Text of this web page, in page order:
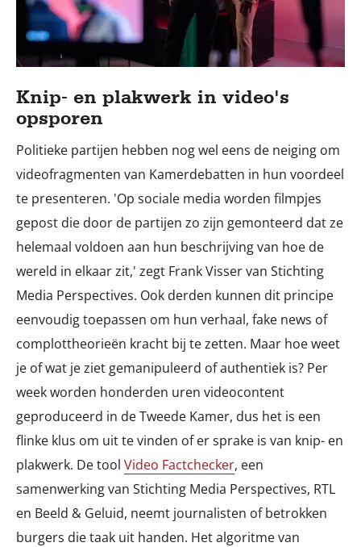
Knip- en plakwerk in video's
opsporen
Politieke partijen hebben nog wel eens de neiging om
videofragmenten van Kamerdebatten in hun voordeel
te presenteren. 'Op sociale media worden filmpjes
gepost die door de partijen zo zijn gemonteerd dat ze
helemaal voldoen aan hun beschrijving van hoe de
wereld in elkaar zit,' zegt Frank Visser van Stichting
Media Perspectives. Ook derden kunnen dit principe
eenvoudig toepassen om hun verhaal, fake news of
complottheorieën kracht bij te zetten. Maar hoe weet
je of wat je ziet gemanipuleerd of authentiek is? Per
week worden honderden uren videocontent
geproduceerd in de Tweede Kamer, dus het is een
flinke klus om uit te vinden of er sprake is van knip- en
plakwerk. De tool Video Factchecker, een
samenwerking van Stichting Media Perspectives, RTL
en Beeld & Geluid, neemt journalisten of betrokken
burgers die taak uit handen. Het algoritme van